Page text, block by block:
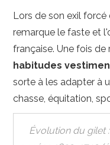
Lors de son exil forcé
remarque le faste et
française. Une fois de
habitudes
sorte à les adapter à
chasse, équitation,
Évolution du gilet